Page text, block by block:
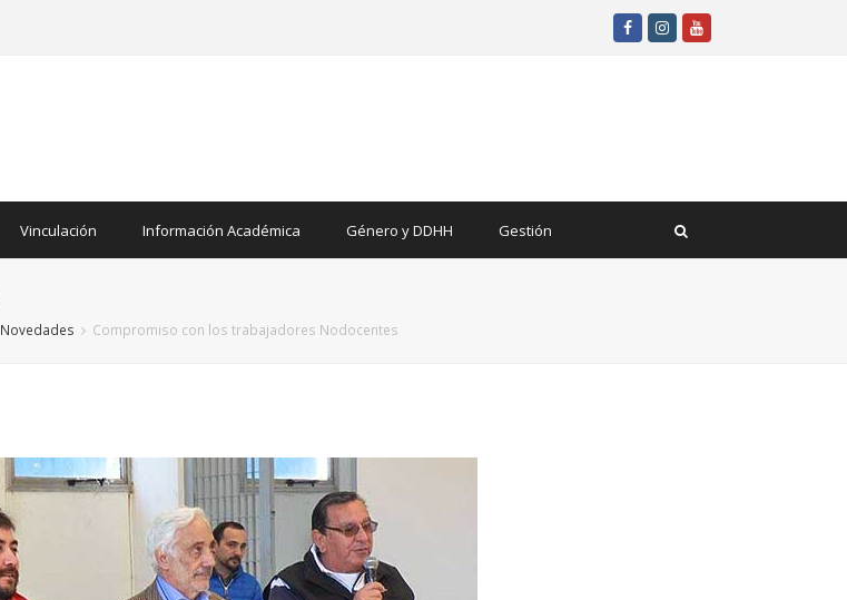
Facebook
Instagram
Youtube
Vinculación Información Académica Género y DDHH Gestión
Novedades Compromiso con los trabajadores Nodocentes